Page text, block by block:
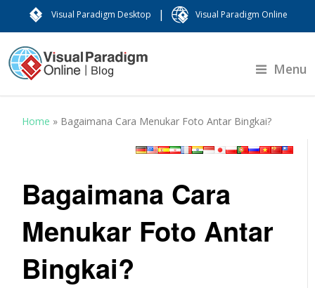
Visual Paradigm Desktop | Visual Paradigm Online
Menu
Home » Bagaimana Cara Menukar Foto Antar Bingkai?
Bagaimana Cara
Menukar Foto Antar
Bingkai?